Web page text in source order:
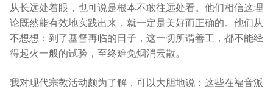
从长远处着眼，也可说是根本不敢往远处看。他们相信这理
论既然能有效地实践出来，就一定是美好而正确的。他们从
不想想：到了基督再临的日子，这一切所谓善工，都不能经
得起火一般的试验，至终难免烟消云散。
我对现代宗教活动颇为了解，可以大胆地说：这些在福音派